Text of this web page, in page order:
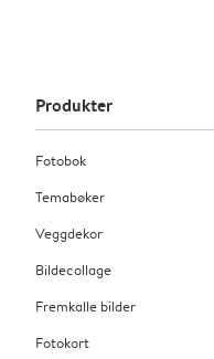
Produkter
Fotobok
Temabøker
Veggdekor
Bildecollage
Fremkalle bilder
Fotokort